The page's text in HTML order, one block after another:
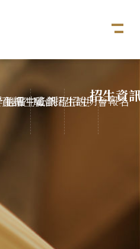
本地學生招生資訊 境外學生招生資訊 推廣中心課程招生 聯合招生說明會報名招生